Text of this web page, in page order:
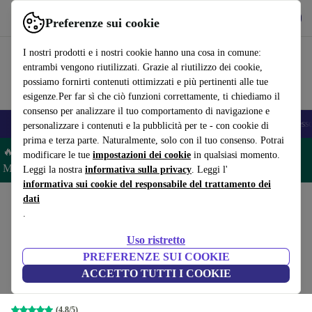
Preferenze sui cookie
I nostri prodotti e i nostri cookie hanno una cosa in comune:
entrambi vengono riutilizzati. Grazie al riutilizzo dei cookie,
possiamo fornirti contenuti ottimizzati e più pertinenti alle tue
esigenze.Per far sì che ciò funzioni correttamente, ti chiediamo il
consenso per analizzare il tuo comportamento di navigazione e
personalizzare i contenuti e la pubblicità per te - con cookie di
prima e terza parte. Naturalmente, solo con il tuo consenso. Potrai
modificare le tue impostazioni dei cookie in qualsiasi momento.
Leggi la nostra informativa sulla privacy. Leggi l'
informativa sui cookie del responsabile del trattamento dei
dati
.
Uso ristretto
PREFERENZE SUI COOKIE
ACCETTO TUTTI I COOKIE
Usa refurbed in modo rapido e semplice
🎒 Back to school Smartphone Portatili Tablet Smartwatch
🔥 Risparmia il 5% IN PIÙ su MacBook e iPad– Codice:
MACPAD5 –Condizioni
Home
Dell Latitude 5520 | i5-
1145G7 | 15.6pollici
8 GB | 256 GB SSD | Webcam | Win 11 Pro |
(4,8/5)
375,00 €
Nuovo: 1.569,00 €